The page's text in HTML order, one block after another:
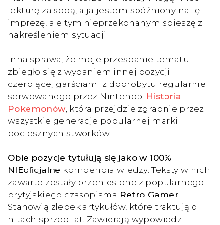
lekturę za sobą, a ja jestem spóźniony na tę
imprezę, ale tym nieprzekonanym spieszę z
nakreśleniem sytuacji.
Inna sprawa, że moje przespanie tematu
zbiegło się z wydaniem innej pozycji
czerpiącej garściami z dobrobytu regularnie
serwowanego przez Nintendo. Historia
Pokemonów , która przejdzie zgrabnie przez
wszystkie generacje popularnej marki
pociesznych stworków.
Obie pozycje tytułują się jako w 100%
NIEoficjalne kompendia wiedzy. Teksty w nich
zawarte zostały przeniesione z popularnego
brytyjskiego czasopisma Retro Gamer
Stanowią zlepek artykułów, które traktują o
hitach sprzed lat. Zawierają wypowiedzi